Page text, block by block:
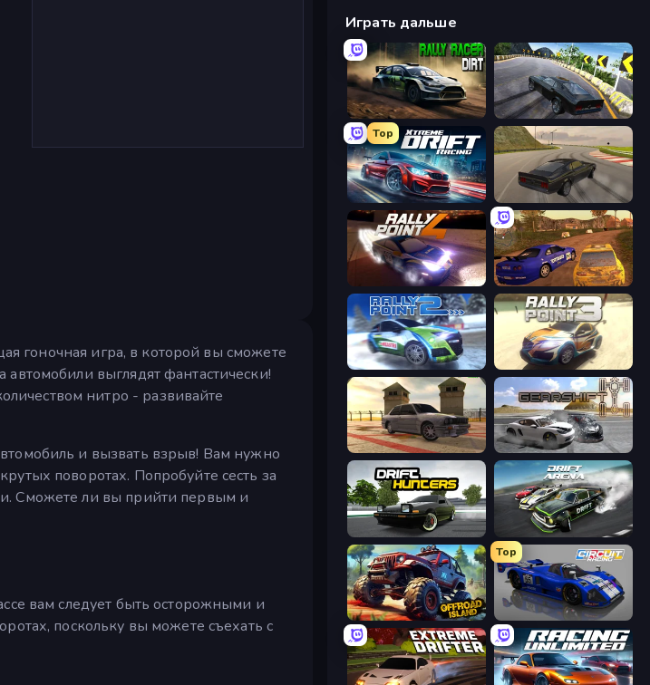
гоночная игра, в которой вы сможете
выглядят фантастически!
нитро - развивайте
и вызвать взрыв! Вам нужно
поворотах. Попробуйте сесть за
Сможете ли вы прийти первым и
вам следует быть осторожными и
поскольку вы можете съехать с
Играть дальше
Rally Racer Dirt Burnout Drift 2: Hilltop
Top
Xtreme DRIFT Racing Burnout Drift
Rally Point 4 Dirt Rally Driver HD
Rally Point 2 Rally Point 3
Burnout Drift 3: Seaport Max Gearshift One
Drift Hunters Drift Arena
Offroad Island
Top
Circuit Racing